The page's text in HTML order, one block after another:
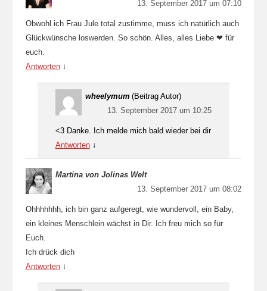
13. September 2017 um 07:10
Obwohl ich Frau Jule total zustimme, muss ich natürlich auch
Glückwünsche loswerden. So schön. Alles, alles Liebe ❤ für
euch.
Antworten ↓
wheelymum (Beitrag Autor)
13. September 2017 um 10:25
<3 Danke. Ich melde mich bald wieder bei dir
Antworten ↓
Martina von Jolinas Welt
13. September 2017 um 08:02
Ohhhhhhh, ich bin ganz aufgeregt, wie wundervoll, ein Baby,
ein kleines Menschlein wächst in Dir. Ich freu mich so für
Euch.
Ich drück dich
Antworten ↓